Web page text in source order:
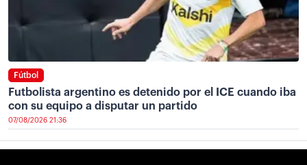
Fútbol
Futbolista argentino es detenido por el ICE cuando iba
con su equipo a disputar un partido
07/08/2026 21:36